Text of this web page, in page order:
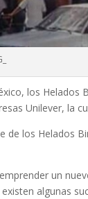
los Helados
Unilever, la
los Helados
un
algunas